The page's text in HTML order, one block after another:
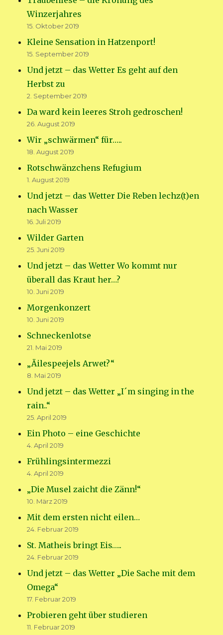
Winzerjahres
15. Oktober 2019
Kleine Sensation in Hatzenport!
15. September 2019
Und jetzt – das Wetter Es geht auf den
Herbst zu
2. September 2019
Da ward kein leeres Stroh gedroschen!
26. August 2019
Wir „schwärmen“ für…..
18. August 2019
Rotschwänzchens Refugium
1. August 2019
Und jetzt – das Wetter Die Reben lechz(t)en
nach Wasser
16. Juli 2019
Wilder Garten
25. Juni 2019
Und jetzt – das Wetter Wo kommt nur
überall das Kraut her…?
10. Juni 2019
Morgenkonzert
10. Juni 2019
Schneckenlotse
21. Mai 2019
„Äilespeejels Arwet?“
8. Mai 2019
Und jetzt – das Wetter „I´m singing in the
rain..“
25. April 2019
Ein Photo – eine Geschichte
4. April 2019
Frühlingsintermezzi
4. April 2019
„Die Musel zaicht die Zänn!“
10. März 2019
Mit dem ersten nicht eilen…
24. Februar 2019
St. Matheis bringt Eis…..
24. Februar 2019
Und jetzt – das Wetter „Die Sache mit dem
Omega“
17. Februar 2019
Probieren geht über studieren
11. Februar 2019